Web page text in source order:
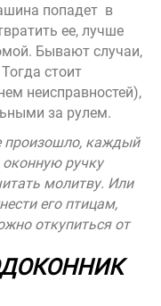
попадет в
ее, лучше
Бывают случаи,
стоит
неисправностей),
за рулем.
произошло, каждый
ручку
молитву. Или
его птицам,
откупиться от